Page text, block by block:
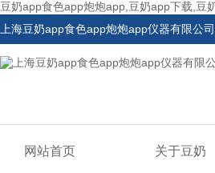
豆奶app食色app炮炮app,豆奶app下载,豆
上海豆奶app食色app炮炮app仪器有限公司欢
网站首页 关于豆奶